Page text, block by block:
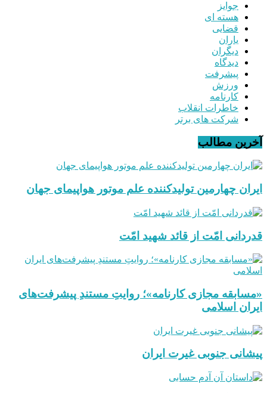
جوایز
هسته ای
قضایی
یاران
دیگران
دیدگاه
پیشرفت
ورزش
کارنامه
خاطرات انقلاب
شرکت های برتر
آخرین مطالب
ایران چهارمین تولیدکننده علم موتور هواپیمای جهان
قدردانی امّت از قائد شهید امّت
«مسابقه مجازی کارنامه»؛ روایتِ مستندِ پیشرفت‌های
ایران اسلامی
پیشانی جنوبی غیرت ایران